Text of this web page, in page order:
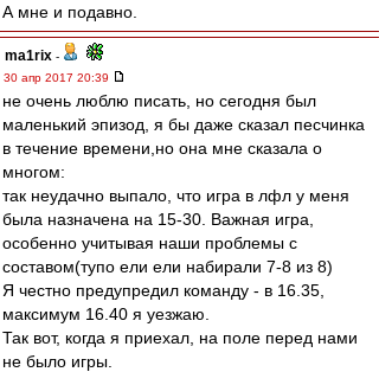
А мне и подавно.
ma1rix -
30 апр 2017 20:39
не очень люблю писать, но сегодня был
маленький эпизод, я бы даже сказал песчинка
в течение времени,но она мне сказала о
многом:
так неудачно выпало, что игра в лфл у меня
была назначена на 15-30. Важная игра,
особенно учитывая наши проблемы с
составом(тупо ели ели набирали 7-8 из 8)
Я честно предупредил команду - в 16.35,
максимум 16.40 я уезжаю.
Так вот, когда я приехал, на поле перед нами
не было игры.